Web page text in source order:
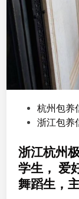
t
e
d
i
杭州包养
浙江包养
浙江杭州
学生， 爱
舞蹈生，